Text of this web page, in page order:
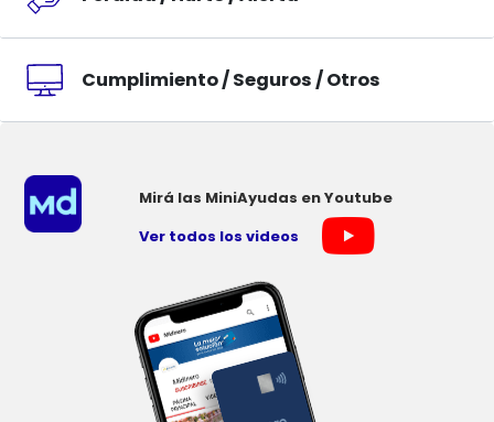
Cumplimiento / Seguros / Otros
Mirá las MiniAyudas en Youtube
Ver todos los videos